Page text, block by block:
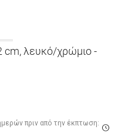
cm, λευκό/χρώμιο -
πριν από την έκπτωση: